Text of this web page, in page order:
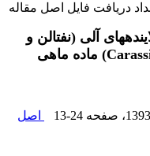
دریافت فایل اصل مقاله
آلی (نفتالن و
بوتاکلر) بر گناد نر و (Carassius auratus) ماده ماهی
، صفحه 13-24
اصل